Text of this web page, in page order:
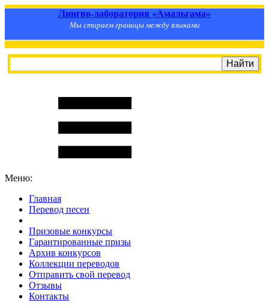
Лингво-лаборатория «Амальгама»
Мы стираем границы между языками
Меню:
Главная
Перевод песен
Призовые конкурсы
Гарантированные призы
Архив конкурсов
Коллекции переводов
Отправить свой перевод
Отзывы
Контакты